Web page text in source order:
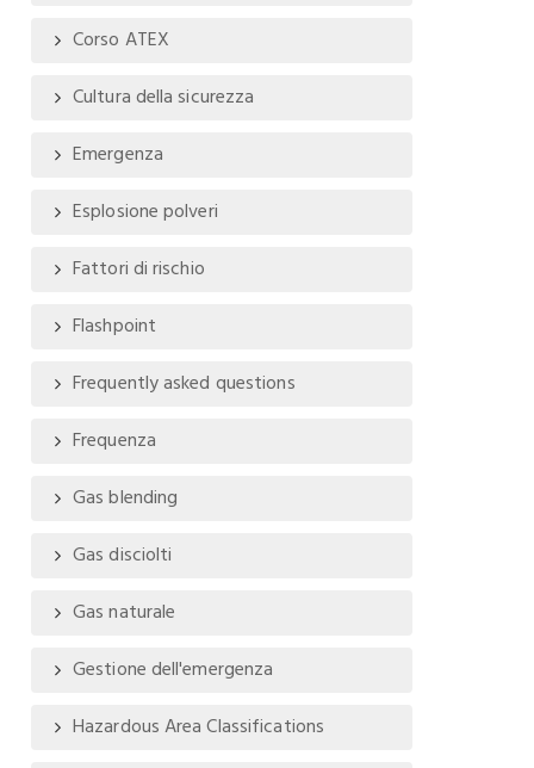
Corso ATEX
Cultura della sicurezza
Emergenza
Esplosione polveri
Fattori di rischio
Flashpoint
Frequently asked questions
Frequenza
Gas blending
Gas disciolti
Gas naturale
Gestione dell'emergenza
Hazardous Area Classifications